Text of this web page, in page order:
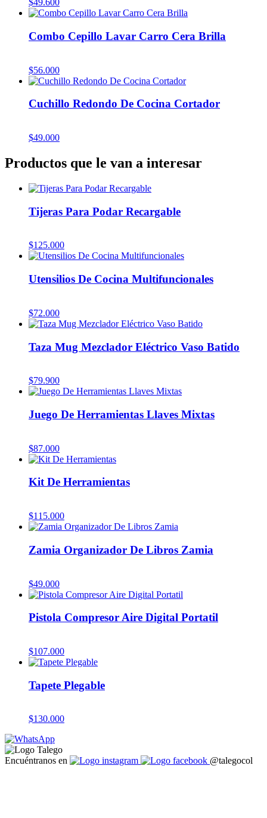
$49.600
Combo Cepillo Lavar Carro Cera Brilla
$56.000
Cuchillo Redondo De Cocina Cortador
$49.000
Productos que le van a interesar
Tijeras Para Podar Recargable
$125.000
Utensilios De Cocina Multifuncionales
$72.000
Taza Mug Mezclador Eléctrico Vaso Batido
$79.900
Juego De Herramientas Llaves Mixtas
$87.000
Kit De Herramientas
$115.000
Zamia Organizador De Libros Zamia
$49.000
Pistola Compresor Aire Digital Portatil
$107.000
Tapete Plegable
$130.000
Encuéntranos en @talegocol